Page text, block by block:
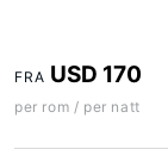
FRA USD 170
per rom / per natt